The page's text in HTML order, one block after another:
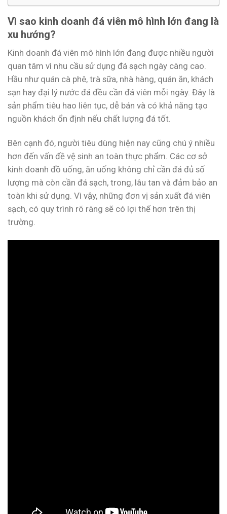
Vì sao kinh doanh đá viên mô hình lớn đang là
xu hướng?
Kinh doanh đá viên mô hình lớn đang được nhiều người
quan tâm vì nhu cầu sử dụng đá sạch ngày càng cao.
Hầu như quán cà phê, trà sữa, nhà hàng, quán ăn, khách
sạn hay đại lý nước đá đều cần đá viên mỗi ngày. Đây là
sản phẩm tiêu hao liên tục, dễ bán và có khả năng tạo
nguồn khách ổn định nếu chất lượng đá tốt.
Bên cạnh đó, người tiêu dùng hiện nay cũng chú ý nhiều
hơn đến vấn đề vệ sinh an toàn thực phẩm. Các cơ sở
kinh doanh đồ uống, ăn uống không chỉ cần đá đủ số
lượng mà còn cần đá sạch, trong, lâu tan và đảm bảo an
toàn khi sử dụng. Vì vậy, những đơn vị sản xuất đá viên
sạch, có quy trình rõ ràng sẽ có lợi thế hơn trên thị
trường.